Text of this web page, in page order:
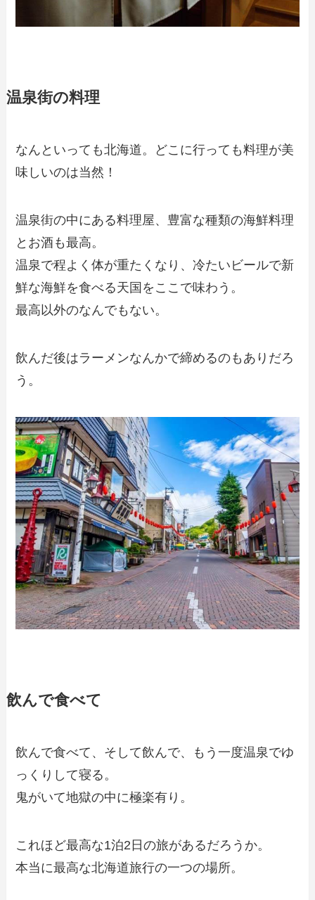
温泉街の料理
なんといっても北海道。どこに行っても料理が美
味しいのは当然！
温泉街の中にある料理屋、豊富な種類の海鮮料理
とお酒も最高。
温泉で程よく体が重たくなり、冷たいビールで新
鮮な海鮮を食べる天国をここで味わう。
最高以外のなんでもない。
飲んだ後はラーメンなんかで締めるのもありだろ
う。
飲んで食べて
飲んで食べて、そして飲んで、もう一度温泉でゆ
っくりして寝る。
鬼がいて地獄の中に極楽有り。
これほど最高な1泊2日の旅があるだろうか。
本当に最高な北海道旅行の一つの場所。